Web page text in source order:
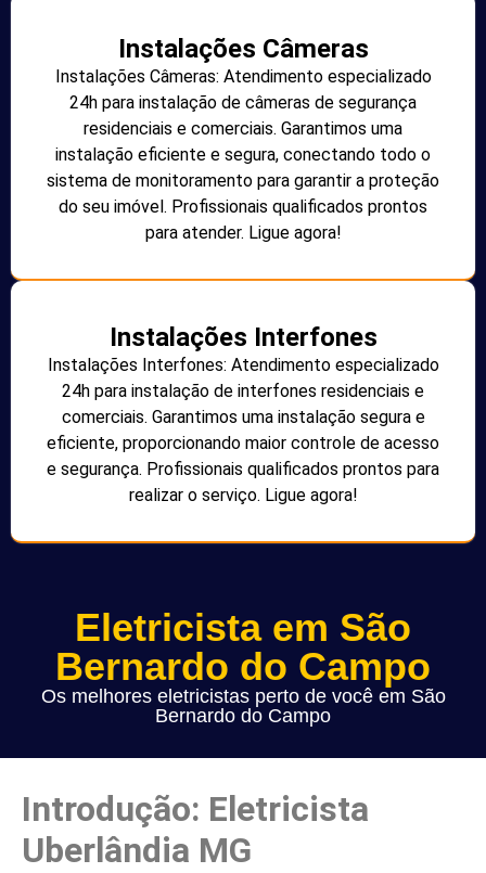
Instalações Câmeras
Instalações Câmeras: Atendimento especializado
24h para instalação de câmeras de segurança
residenciais e comerciais. Garantimos uma
instalação eficiente e segura, conectando todo o
sistema de monitoramento para garantir a proteção
do seu imóvel. Profissionais qualificados prontos
para atender. Ligue agora!
Instalações Interfones
Instalações Interfones: Atendimento especializado
24h para instalação de interfones residenciais e
comerciais. Garantimos uma instalação segura e
eficiente, proporcionando maior controle de acesso
e segurança. Profissionais qualificados prontos para
realizar o serviço. Ligue agora!
Eletricista em São
Bernardo do Campo
Os melhores eletricistas perto de você em São
Bernardo do Campo
Introdução: Eletricista
Uberlândia MG